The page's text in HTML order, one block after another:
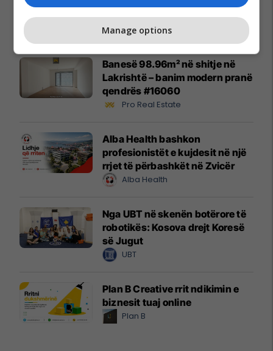
Reklamo këtu
Banesë 98.96m² në shitje në
Lakrishtë – banim modern pranë
qendrës #16060
Pro Real Estate
Alba Health bashkon
profesionistët e kujdesit në një
rrjet të përbashkët në Zvicër
Alba Health
Nga UBT në skenën botërore të
robotikës: Kosova drejt Koresë
së Jugut
UBT
Plan B Creative rrit ndikimin e
biznesit tuaj online
Plan B
Manage options